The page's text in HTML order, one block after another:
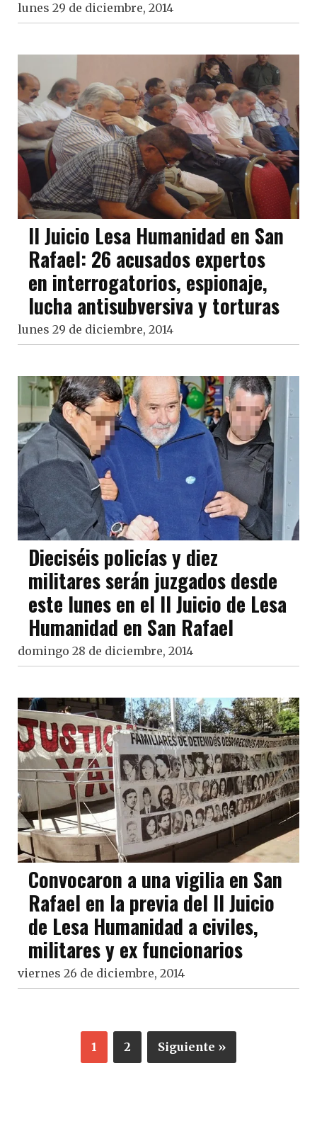
lunes 29 de diciembre, 2014
II Juicio Lesa Humanidad en San
Rafael: 26 acusados expertos
en interrogatorios, espionaje,
lucha antisubversiva y torturas
lunes 29 de diciembre, 2014
Dieciséis policías y diez
militares serán juzgados desde
este lunes en el II Juicio de Lesa
Humanidad en San Rafael
domingo 28 de diciembre, 2014
Convocaron a una vigilia en San
Rafael en la previa del II Juicio
de Lesa Humanidad a civiles,
militares y ex funcionarios
viernes 26 de diciembre, 2014
1 2 Siguiente »